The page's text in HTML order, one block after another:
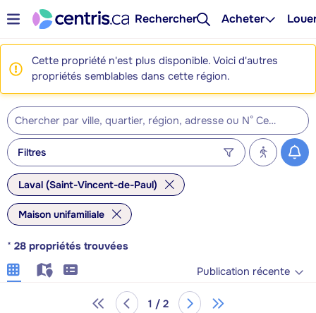
Rechercher Acheter
Cette propriété n'est plus disponible. Voici d'autres
propriétés semblables dans cette région.
Filtres
Laval (Saint-Vincent-de-Paul)
Maison unifamiliale
* 28 propriétés trouvées
Publication récente
1 / 2